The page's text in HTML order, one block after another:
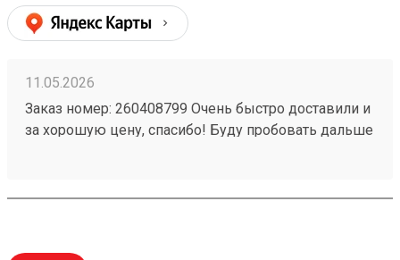
11.05.2026
Заказ номер: 260408799 Очень быстро доставили и
за хорошую цену, спасибо! Буду пробовать дальше